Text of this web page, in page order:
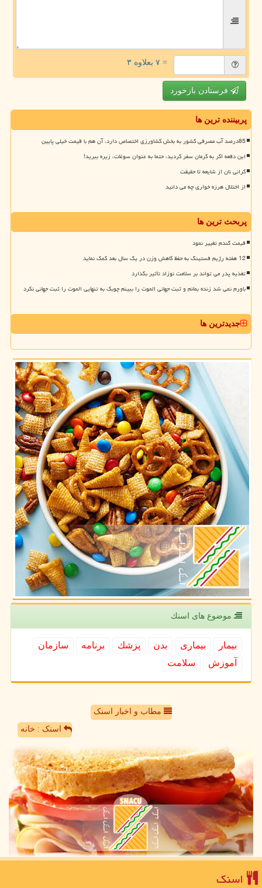
= ۷ بعلاوه ۳
فرستادن بازخورد
پربیننده ترین ها
85درصد آب مصرفی کشور به بخش کشاورزی اختصاص دارد، آن هم با قیمت خیلی پایین
این دفعه اگر به کرمان سفر کردید، حتما به عنوان سوغات، زیره ببرید!
گرانی نان از شایعه تا حقیقت
از اختلال هرزه خواری چه می دانید
پربحث ترین ها
قیمت گندم تغییر نمود
12 هفته رژیم فستینگ به حفظ کاهش وزن در یک سال بعد کمک نماید
تغذیه پدر می تواند بر سلامت نوزاد تأثیر بگذارد
باورم نمی شد زنده بمانم و ثبت جهانی الموت را ببینم چوبک به تنهایی الموت را ثبت جهانی نکرد
جدیدترین ها
موضوع های اسنك
بیمار بیماری بدن پزشك برنامه
سازمان
آموزش
سلامت
مطاب و اخبار اسنک
اسنک : خانه
اسنك